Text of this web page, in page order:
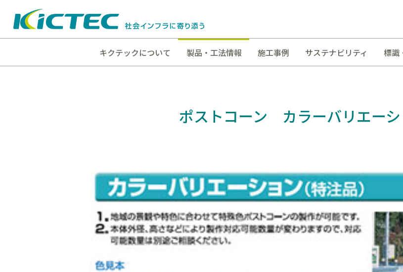
キクテックについて 製品・工法情報 施工事例 サステナビリティ 標識
ポストコーン カラーバリエー